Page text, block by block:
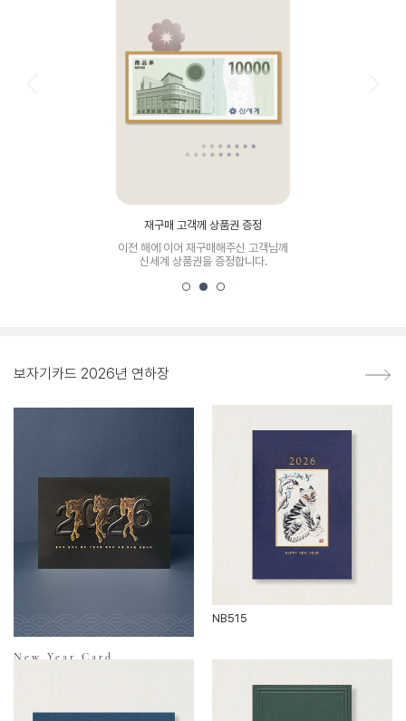
재구매 고객께 상품권 증정
이전 해에 이어 재구매해주신 고객님께
신세계 상품권을 증정합니다.
보자기카드 2026년 연하장
New Year Card
NB515